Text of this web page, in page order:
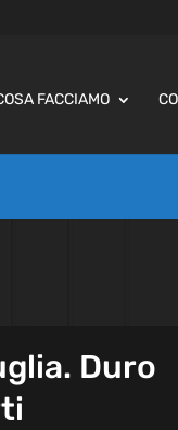
FACCIAMO
Duro